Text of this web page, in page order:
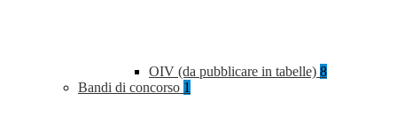
OIV (da pubblicare in tabelle) 8
Bandi di concorso 1